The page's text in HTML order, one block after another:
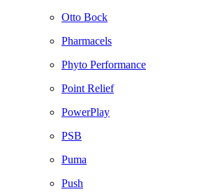
Otto Bock
Pharmacels
Phyto Performance
Point Relief
PowerPlay
PSB
Puma
Push